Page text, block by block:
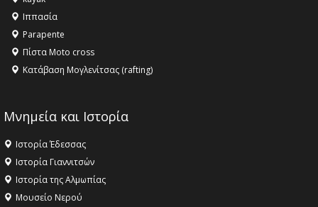
Ιππασία
Parapente
Πίστα Moto cross
Κατάβαση Μογλενίτσας (rafting)
Μνημεία και Ιστορία
Ιστορία Έδεσσας
Ιστορία Γιαννιτσών
Ιστορία της Αλμωπίας
Μουσείο Νερού